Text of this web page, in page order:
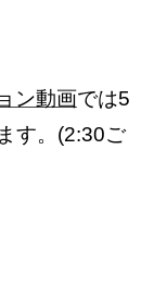
ン動画では5
す。(2:30ご